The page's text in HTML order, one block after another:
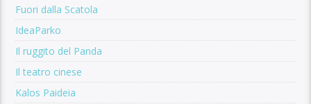
Fuori dalla Scatola
IdeaParko
Il ruggito del Panda
Il teatro cinese
Kalos Paideia